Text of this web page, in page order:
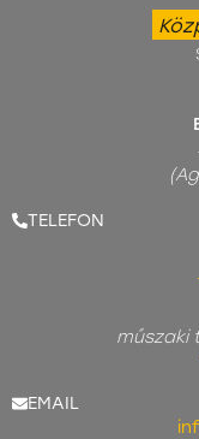
TELEFON
műszaki
EMAIL